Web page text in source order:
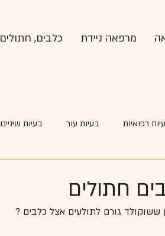
מרפאה ניידת כלבים,
רפואיות בעיות עור בעיות שיניים
חתולים
גורם לתולעים אצל כלבים ?